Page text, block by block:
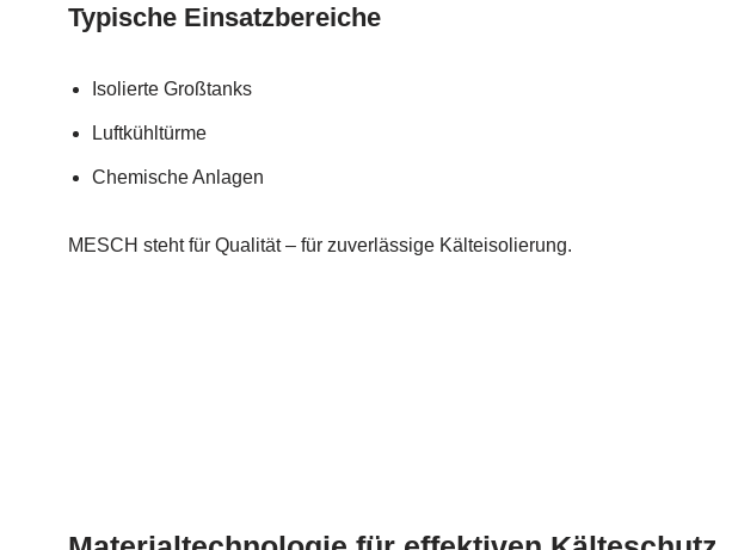
Typische Einsatzbereiche
Isolierte Großtanks
Luftkühltürme
Chemische Anlagen
MESCH steht für Qualität – für zuverlässige Kälteisolierung.